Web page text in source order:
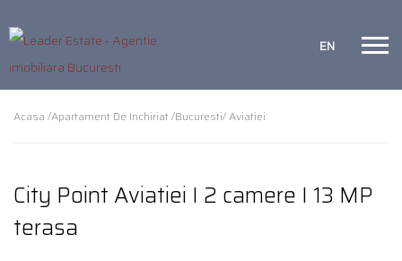
EN
Acasa /Apartament De Inchiriat /Bucuresti/ Aviatiei
City Point Aviatiei I 2 camere I 13 MP
terasa